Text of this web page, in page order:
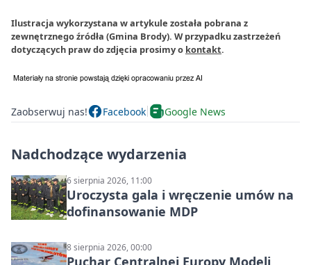
Ilustracja wykorzystana w artykule została pobrana z
zewnętrznego źródła (Gmina Brody). W przypadku zastrzeżeń
dotyczących praw do zdjęcia prosimy o kontakt.
Zaobserwuj nas! Facebook Google News
Nadchodzące wydarzenia
6 sierpnia 2026, 11:00
Uroczysta gala i wręczenie umów na
dofinansowanie MDP
8 sierpnia 2026, 00:00
Puchar Centralnej Europy Modeli